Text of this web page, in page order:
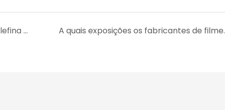
Qual empresa de filme retrátil de poliolefina faz OEM? A quais exposições